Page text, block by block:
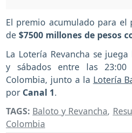
El premio acumulado para el
de $7500 millones de pesos
La Lotería Revancha se
y sábados entre las
Colombia, junto a la Lotería
por Canal 1.
TAGS: Baloto y Revancha,
Colombia